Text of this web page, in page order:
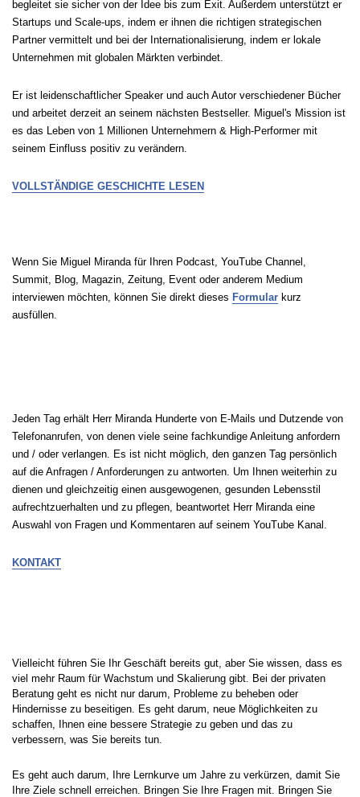
begleitet sie sicher von der Idee bis zum Exit. Außerdem unterstützt er
Startups und Scale-ups, indem er ihnen die richtigen strategischen
Partner vermittelt und bei der Internationalisierung, indem er lokale
Unternehmen mit globalen Märkten verbindet.
Er ist leidenschaftlicher Speaker und auch Autor verschiedener Bücher
und arbeitet derzeit an seinem nächsten Bestseller. Miguel's Mission ist
es das Leben von 1 Millionen Unternehmern & High-Performer mit
seinem Einfluss positiv zu verändern.
VOLLSTÄNDIGE GESCHICHTE LESEN
Wenn Sie Miguel Miranda für Ihren Podcast, YouTube Channel,
Summit, Blog, Magazin, Zeitung, Event oder anderem Medium
interviewen möchten, können Sie direkt dieses Formular kurz
ausfüllen.
Jeden Tag erhält Herr Miranda Hunderte von E-Mails und Dutzende von
Telefonanrufen, von denen viele seine fachkundige Anleitung anfordern
und / oder verlangen. Es ist nicht möglich, den ganzen Tag persönlich
auf die Anfragen / Anforderungen zu antworten. Um Ihnen weiterhin zu
dienen und gleichzeitig einen ausgewogenen, gesunden Lebensstil
aufrechtzuerhalten und zu pflegen, beantwortet Herr Miranda eine
Auswahl von Fragen und Kommentaren auf seinem YouTube Kanal.
KONTAKT
Vielleicht führen Sie Ihr Geschäft bereits gut, aber Sie wissen, dass es
viel mehr Raum für Wachstum und Skalierung gibt. Bei der privaten
Beratung geht es nicht nur darum, Probleme zu beheben oder
Hindernisse zu beseitigen. Es geht darum, neue Möglichkeiten zu
schaffen, Ihnen eine bessere Strategie zu geben und das zu
verbessern, was Sie bereits tun.
Es geht auch darum, Ihre Lernkurve um Jahre zu verkürzen, damit Sie
Ihre Ziele schnell erreichen. Bringen Sie Ihre Fragen mit. Bringen Sie